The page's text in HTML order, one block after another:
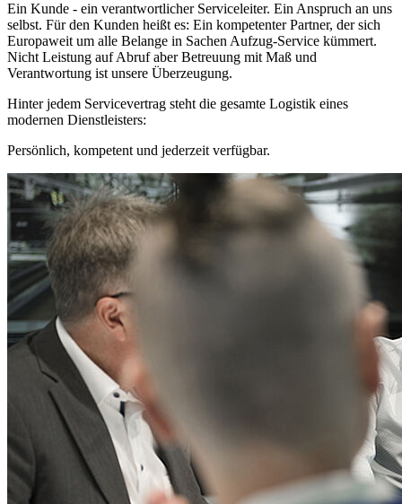
Ein Kunde - ein verantwortlicher Serviceleiter. Ein Anspruch an uns
selbst. Für den Kunden heißt es: Ein kompetenter Partner, der sich
Europaweit um alle Belange in Sachen Aufzug-Service kümmert.
Nicht Leistung auf Abruf aber Betreuung mit Maß und
Verantwortung ist unsere Überzeugung.
Hinter jedem Servicevertrag steht die gesamte Logistik eines
modernen Dienstleisters:
Persönlich, kompetent und jederzeit verfügbar.